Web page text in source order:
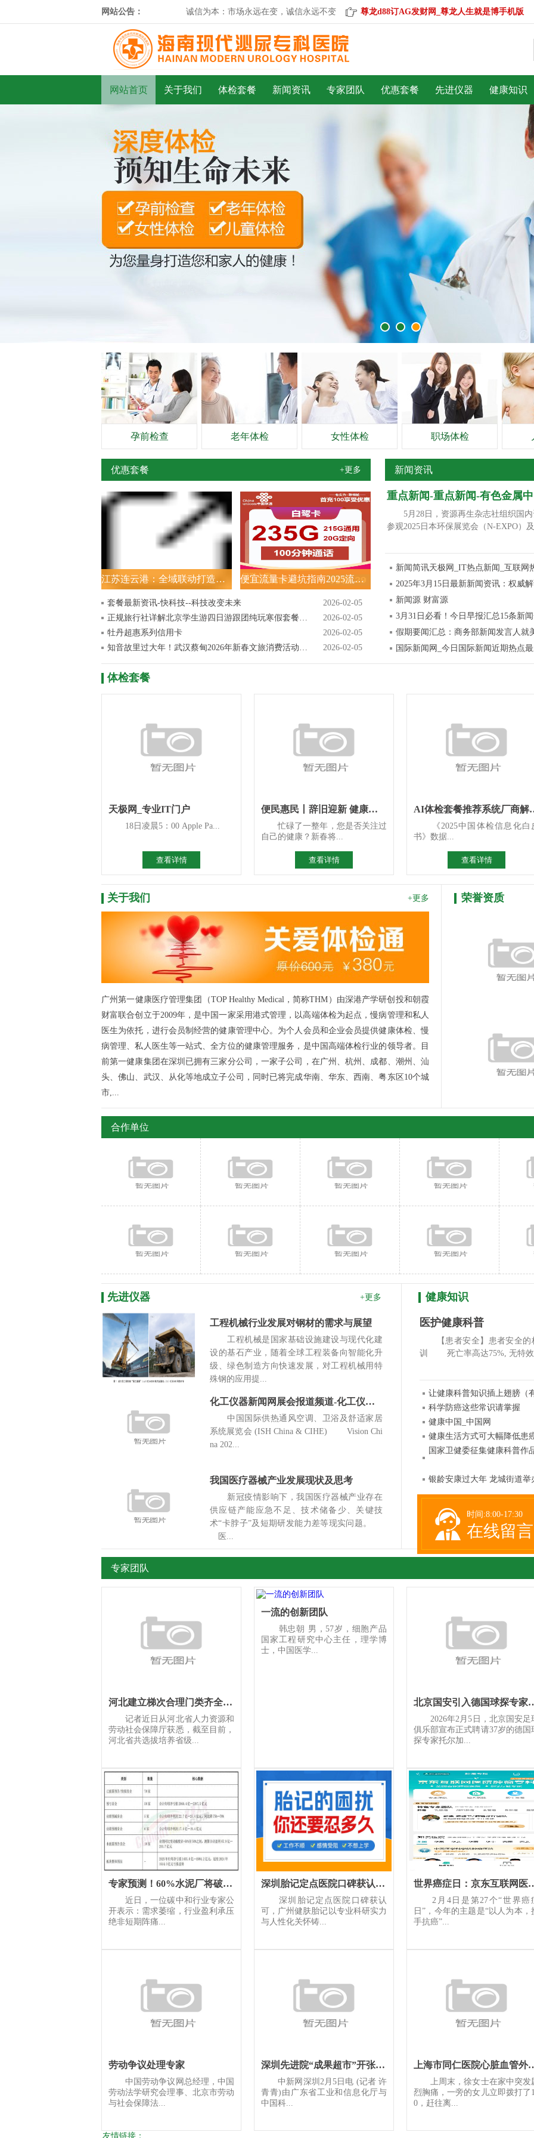
网站公告： 诚信为本：市场永远在变，诚信永远不变。 尊龙d88订AG发财网_尊龙人生就是博手机版
网站首页 关于我们 体检套餐 新闻资讯 专家团队 优惠套餐 先进仪器 健康知识
孕前检查 老年体检 女性体检 职场体检
优惠套餐 +更多
江苏连云港：全域联动打造新春消费盛宴 便宜流量卡避坑指南2025流量卡推荐榜单
套餐最新资讯-快科技--科技改变未来
2026-02-05
正规旅行社详解北京学生游四日游跟团纯玩寒假套餐报价及优惠攻略
2026-02-05
牡丹超惠系列信用卡
2026-02-05
知音故里过大年！武汉蔡甸2026年新春文旅消费活动开启
2026-02-05
新闻资讯
重点新闻-重点新闻-有色金属
5月28日，资源再生杂志社组织国内
参观2025日本环保展览会（N-EXPO
新闻简讯天极网_IT热点新闻_互联网
2025年3月15日最新新闻资讯：权威
新闻源 财富源
3月31日必看！今日早报汇总15条新
假期要闻汇总：商务部新闻发言人就
国际新闻网_今日国际新闻近期热点
体检套餐
天极网_专业IT门户
18日凌晨5：00 Apple Pa...
查看详情
便民惠民丨辞旧迎新 健康先行 区人民医院2026年新春惠民体
忙碌了一整年，您是否关注过
自己的健康？新春将...
查看详情
AI体检套餐推荐系
《2025中国体检信息化白
书》数据...
查看详情
关于我们 +更多
广州第一健康医疗管理集团（TOP Healthy Medical，简称THM）由深港产学研创投和朝霞
财富联合创立于2009年，是中国一家采用港式管理，以高端体检为起点，慢病管理和私人
医生为依托，进行会员制经营的健康管理中心。为个人会员和企业会员提供健康体检、慢
病管理、私人医生等一站式、全方位的健康管理服务，是中国高端体检行业的领导者。目
前第一健康集团在深圳已拥有三家分公司，一家子公司，在广州、杭州、成都、潮州、汕
头、佛山、武汉、从化等地成立子公司，同时已将完成华南、华东、西南、粤东区10个城
市,...
荣誉资质
合作单位
先进仪器 +更多
工程机械行业发展对钢材的需求与展望
工程机械是国家基础设施建设与现代化建
设的基石产业，随着全球工程装备向智能化升
级、绿色制造方向快速发展，对工程机械用特
殊钢的应用提...
化工仪器新闻网展会报道频道-化工仪器网
中国国际供热通风空调、卫浴及舒适家居
系统展览会 (ISH China & CIHE) Vision Chi
na 202...
我国医疗器械产业发展现状及思考
新冠疫情影响下，我国医疗器械产业存在
供应链产能应急不足、技术储备少、关键技
术“卡脖子”及短期研发能力差等现实问题。
医...
健康知识
医护健康科普
【患者安全】患者安全的标
训 死亡率高达75%, 无特效
让健康科普知识插上翅膀（
科学防癌这些常识请掌握
健康中国_中国网
健康生活方式可大幅降低患
国家卫健委征集健康科普作
银龄安康过大年 龙城街道举
时间:8:00-17:30
在线留言
专家团队
河北建立梯次合理门类齐全专家队伍
记者近日从河北省人力资源和
劳动社会保障厅获悉，截至目前，
河北省共选拔培养省级...
一流的创新团队
韩忠朝 男，57岁，细胞产品
国家工程研究中心主任，理学博
士，中国医学...
北京国安引入德国
2026年2月5日，北京国安足
俱乐部宣布正式聘请37岁的德国
探专家托尔加...
专家预测！60%水泥厂将破产退出！
近日，一位碳中和行业专家公
开表示：需求萎缩，行业盈利承压
绝非短期阵痛...
深圳胎记定点医院口碑获认可广州健肤胎记以专业科研实力与人性化
深圳胎记定点医院口碑获认
可，广州健肤胎记以专业科研实力
与人性化关怀铸...
世界癌症日：京东互联网医
2月4日是第27个“世界癌
日”，今年的主题是“以人为本，
手抗癌”...
劳动争议处理专家
中国劳动争议网总经理，中国
劳动法学研究会理事、北京市劳动
与社会保障法...
深圳先进院“成果超市”开张 专家团队现场“摆摊”
中新网深圳2月5日电 (记者 许
青青)由广东省工业和信息化厅与
中国科...
上海市同仁医
上周末，徐女士在家中突发
烈胸痛，一旁的女儿立即拨打了
0，赶往离...
友情链接：